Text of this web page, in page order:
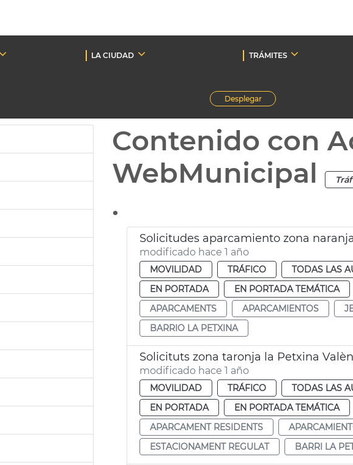
LA CIUDAD TRÁMITES
Desplegar
Contenido con
WebMunicipal
.
Solicitudes aparcamiento zona
modificado hace 1 año
MOVILIDAD TRÁFICO TODAS LAS
EN PORTADA
EN PORTADA TEMÁTICA
APARCAMENTS
APARCAMIENTOS
BARRIO LA PETXINA
Solicituts zona taronja la Petxina
modificado hace 1 año
MOVILIDAD TRÁFICO TODAS LAS
EN PORTADA
EN PORTADA TEMÁTICA
APARCAMENT RESIDENTS
ESTACIONAMENT REGULAT
BARRI LA